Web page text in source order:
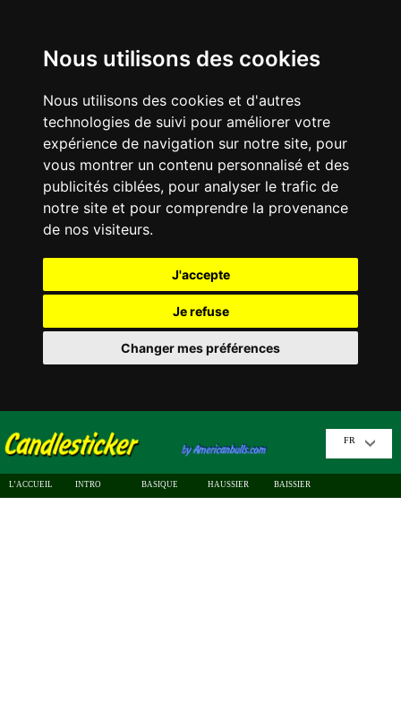
Nous utilisons des cookies
Nous utilisons des cookies et d'autres
technologies de suivi pour améliorer votre
expérience de navigation sur notre site, pour
vous montrer un contenu personnalisé et des
publicités ciblées, pour analyser le trafic de
notre site et pour comprendre la provenance
de nos visiteurs.
J'accepte
Je refuse
Changer mes préférences
FR
L’ACCUEIL INTRO BASIQUE HAUSSIER BAISSIER